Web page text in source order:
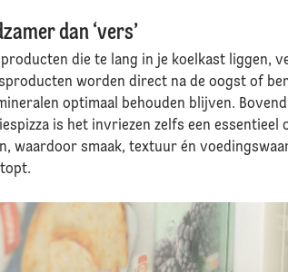
dan ‘vers’
die te lang in je koelkast liggen,
worden direct na de oogst of
optimaal behouden blijven.
is het invriezen zelfs een
waardoor smaak, textuur én